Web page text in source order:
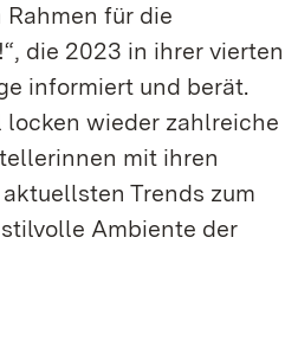
für die
die 2023 in ihrer vierten
informiert und berät.
locken wieder zahlreiche
mit ihren
Trends zum
Ambiente der